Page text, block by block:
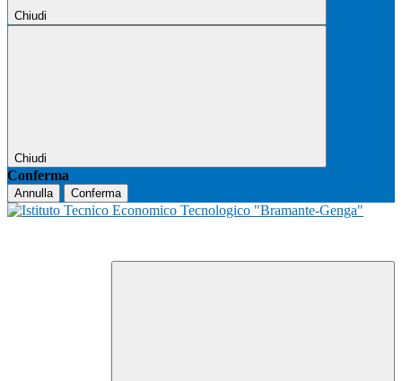
Chiudi
Chiudi
Conferma
Annulla Conferma